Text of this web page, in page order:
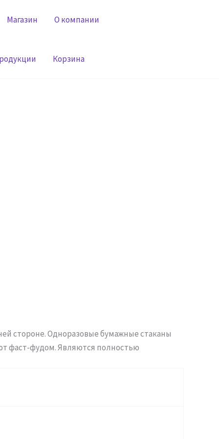
Магазин О компании
Корзина
стороне. Одноразовые бумажные стаканы
фаст-фудом. Являются полностью